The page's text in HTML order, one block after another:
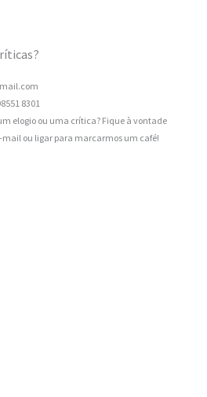
8301
elogio ou uma crítica? Fique à vontade
ou ligar para marcarmos um café!